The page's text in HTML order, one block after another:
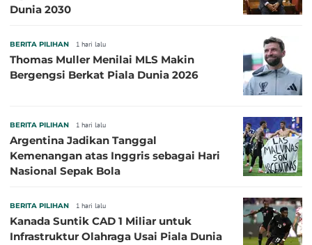
Dunia 2030
BERITA PILIHAN 1 hari lalu
Thomas Muller Menilai MLS Makin
Bergengsi Berkat Piala Dunia 2026
BERITA PILIHAN 1 hari lalu
Argentina Jadikan Tanggal
Kemenangan atas Inggris sebagai Hari
Nasional Sepak Bola
BERITA PILIHAN 1 hari lalu
Kanada Suntik CAD 1 Miliar untuk
Infrastruktur Olahraga Usai Piala Dunia